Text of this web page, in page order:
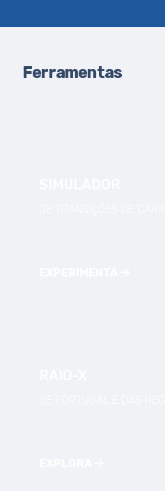
Ferramentas